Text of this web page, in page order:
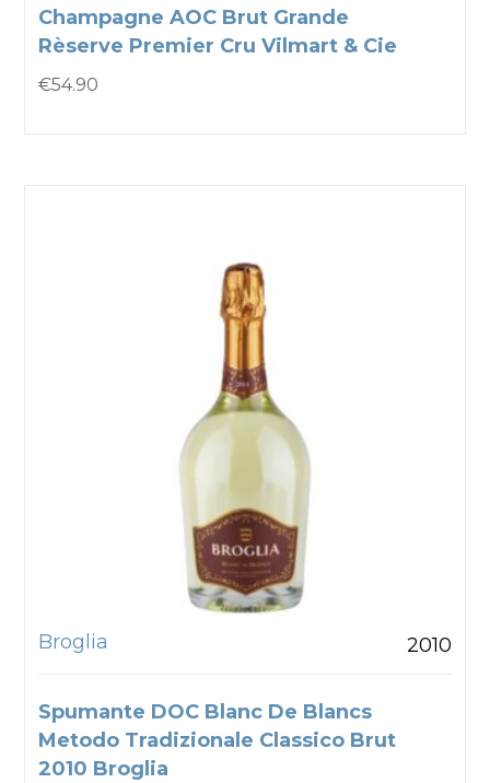
Champagne AOC Brut Grande
Rèserve Premier Cru Vilmart & Cie
€54.90
Broglia 2010
Spumante DOC Blanc De Blancs
Metodo Tradizionale Classico Brut
2010 Broglia